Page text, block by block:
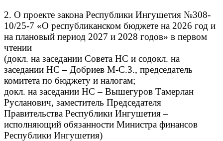
2. О проекте закона Республики Ингушетия №308-
10/25-7 «О республиканском бюджете на 2026 год и
на плановый период 2027 и 2028 годов» в первом
чтении
(докл. на заседании Совета НС и содокл. на
заседании НС – Добриев М-С.З., председатель
комитета по бюджету и налогам;
докл. на заседании НС – Вышегуров Тамерлан
Русланович, заместитель Председателя
Правительства Республики Ингушетия –
исполняющий обязанности Министра финансов
Республики Ингушетия)